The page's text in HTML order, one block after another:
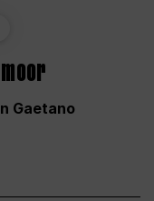
Gaetano